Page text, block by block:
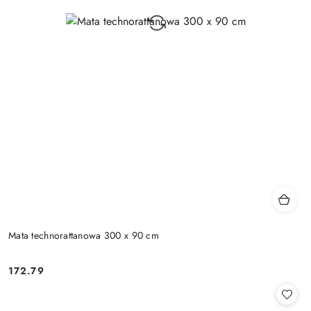
Mata technorattanowa 300 x 90 cm
Cena:
172.79